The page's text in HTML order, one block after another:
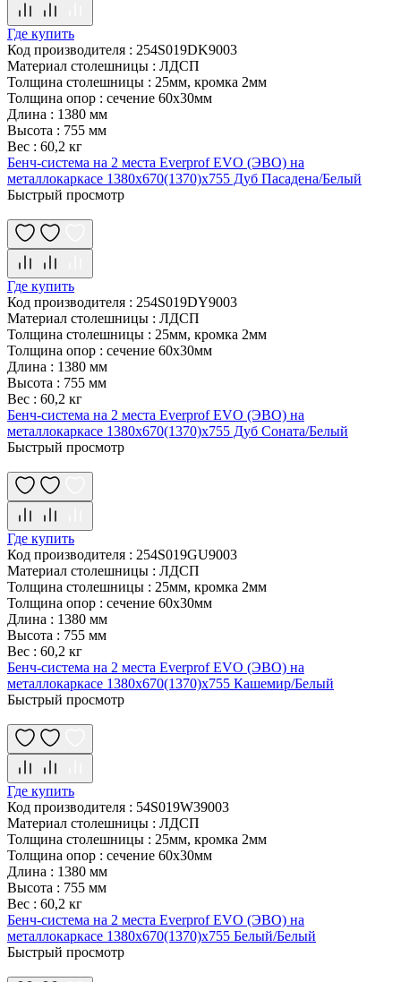
Где купить
Код производителя : 254S019DK9003
Материал столешницы : ЛДСП
Толщина столешницы : 25мм, кромка 2мм
Толщина опор : сечение 60х30мм
Длина : 1380 мм
Высота : 755 мм
Вес : 60,2 кг
Бенч-система на 2 места Everprof EVO (ЭВО) на
металлокаркасе 1380х670(1370)x755 Дуб Пасадена/Белый
Быстрый просмотр
Где купить
Код производителя : 254S019DY9003
Материал столешницы : ЛДСП
Толщина столешницы : 25мм, кромка 2мм
Толщина опор : сечение 60х30мм
Длина : 1380 мм
Высота : 755 мм
Вес : 60,2 кг
Бенч-система на 2 места Everprof EVO (ЭВО) на
металлокаркасе 1380х670(1370)x755 Дуб Соната/Белый
Быстрый просмотр
Где купить
Код производителя : 254S019GU9003
Материал столешницы : ЛДСП
Толщина столешницы : 25мм, кромка 2мм
Толщина опор : сечение 60х30мм
Длина : 1380 мм
Высота : 755 мм
Вес : 60,2 кг
Бенч-система на 2 места Everprof EVO (ЭВО) на
металлокаркасе 1380х670(1370)x755 Кашемир/Белый
Быстрый просмотр
Где купить
Код производителя : 54S019W39003
Материал столешницы : ЛДСП
Толщина столешницы : 25мм, кромка 2мм
Толщина опор : сечение 60х30мм
Длина : 1380 мм
Высота : 755 мм
Вес : 60,2 кг
Бенч-система на 2 места Everprof EVO (ЭВО) на
металлокаркасе 1380х670(1370)x755 Белый/Белый
Быстрый просмотр